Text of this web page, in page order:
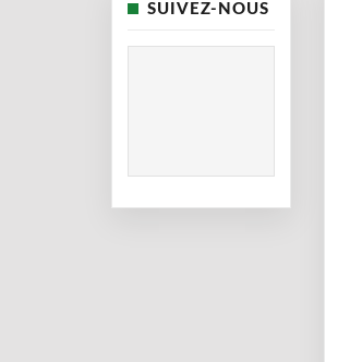
SUIVEZ-NOUS